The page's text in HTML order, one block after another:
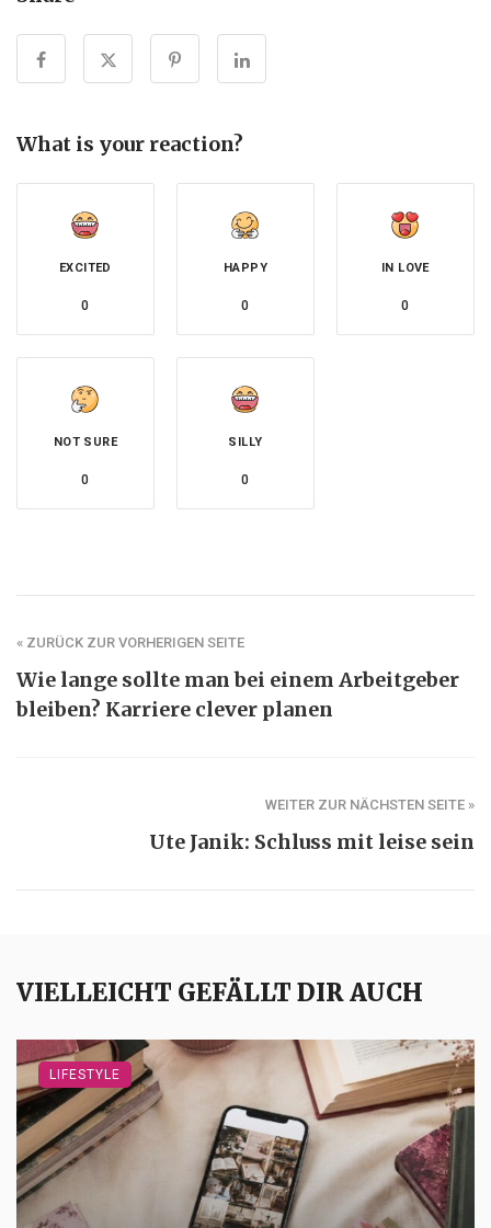
What is your reaction?
EXCITED
0
HAPPY
0
IN LOVE
0
NOT SURE
0
SILLY
0
« ZURÜCK ZUR VORHERIGEN SEITE
Wie lange sollte man bei einem Arbeitgeber
bleiben? Karriere clever planen
WEITER ZUR NÄCHSTEN SEITE »
Ute Janik: Schluss mit leise sein
VIELLEICHT GEFÄLLT DIR AUCH
LIFESTYLE